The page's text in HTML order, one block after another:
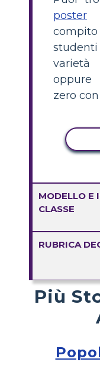
poster
oppure
zero
MODELLO E
CLASSE
RUBRICA
Più